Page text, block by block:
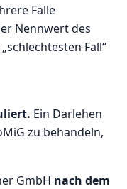
Fälle
Nennwert des
Fall“
Ein Darlehen
zu behandeln,
GmbH nach dem